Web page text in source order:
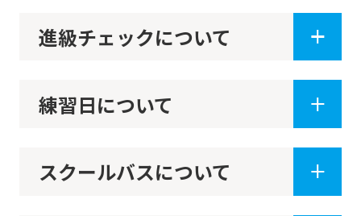
進級チェックについて
練習日について
スクールバスについて
The
translation
original